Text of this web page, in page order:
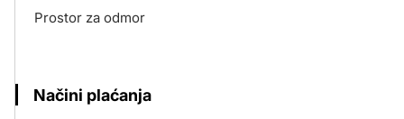
Prostor za odmor
Načini plaćanja